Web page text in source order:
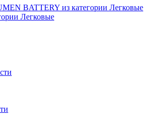
BATTERY из категории Легковые
Легковые